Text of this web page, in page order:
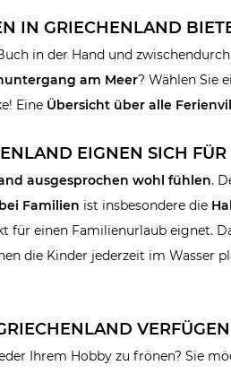
IN GRIECHENLAND
in der Hand und zwischendurch
am Meer? Wählen Sie
Eine Übersicht über alle
EIGNEN SICH
ausgesprochen wohl fühlen.
Familien ist insbesondere die
für einen Familienurlaub eignet.
die Kinder jederzeit im Wasser
Ihrem Hobby zu frönen? Sie